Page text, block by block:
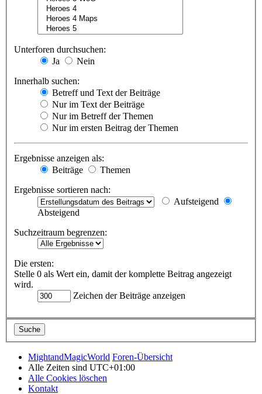
Unterforen durchsuchen:
Ja
Nein
Innerhalb suchen:
Betreff und Text der Beiträge
Nur im Text der Beiträge
Nur im Betreff der Themen
Nur im ersten Beitrag der Themen
Ergebnisse anzeigen als:
Beiträge
Themen
Ergebnisse sortieren nach:
Aufsteigend
Absteigend
Suchzeitraum begrenzen:
Die ersten:
Stelle 0 als Wert ein, damit der komplette Beitrag angezeigt
wird.
Zeichen der Beiträge anzeigen
MightandMagicWorld Foren-Übersicht
Alle Zeiten sind UTC+01:00
Alle Cookies löschen
Kontakt